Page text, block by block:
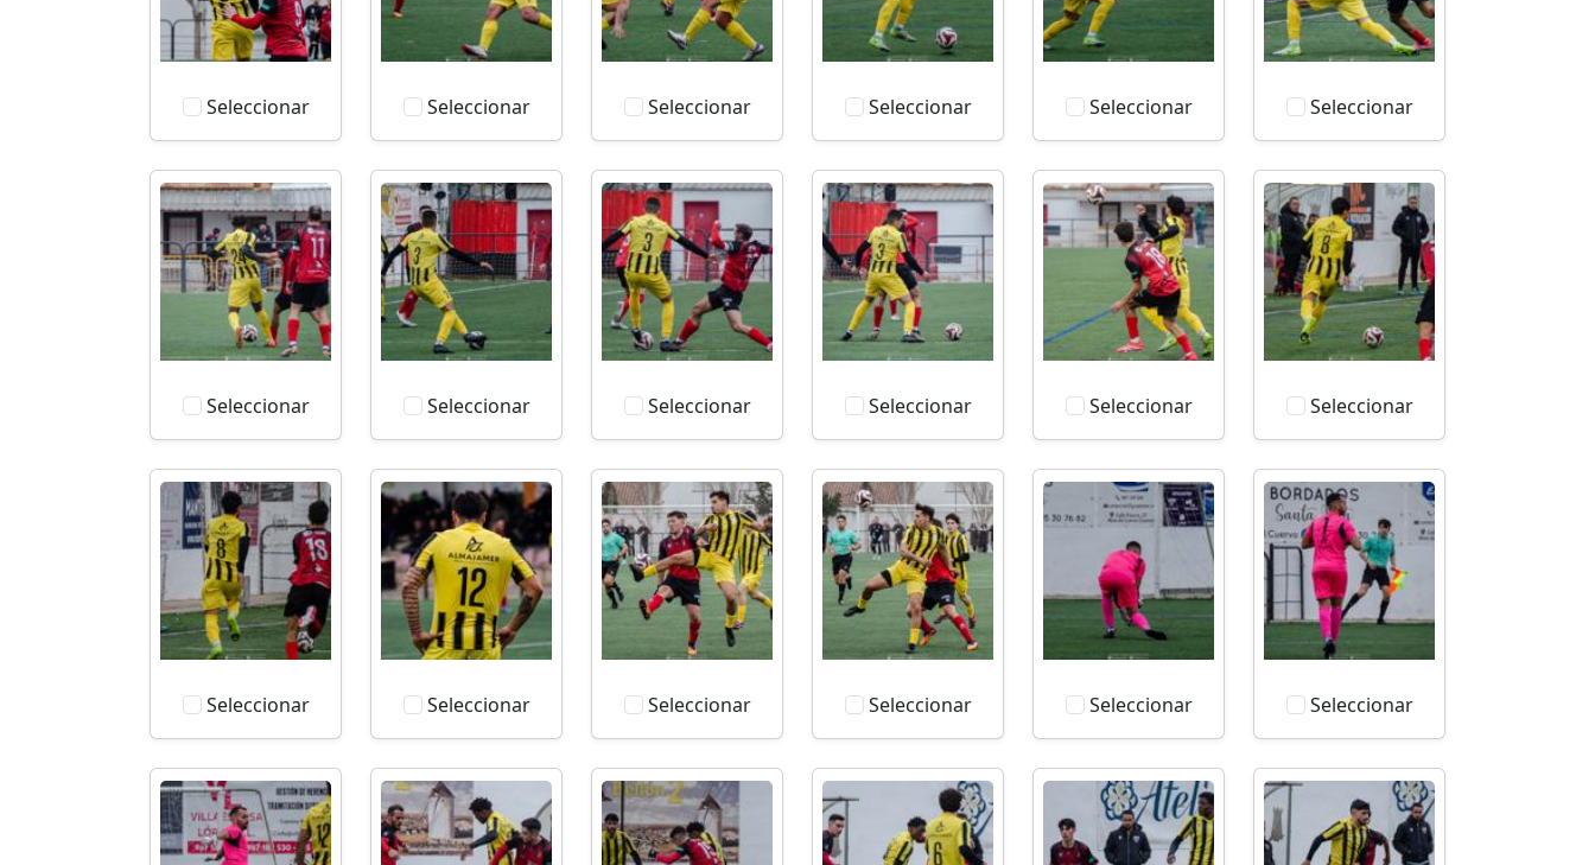
Seleccionar Seleccionar Seleccionar Seleccionar Seleccionar Seleccionar
Seleccionar Seleccionar Seleccionar Seleccionar Seleccionar Seleccionar
Seleccionar Seleccionar Seleccionar Seleccionar Seleccionar Seleccionar